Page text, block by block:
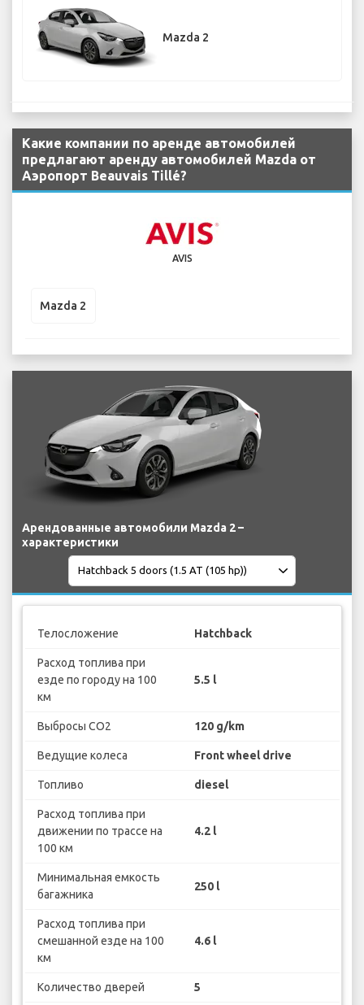
Mazda 2
Какие компании по аренде автомобилей
предлагают аренду автомобилей Mazda от
Аэропорт Beauvais Tillé?
AVIS
Mazda 2
Арендованные автомобили Mazda 2 –
характеристики
Телосложение Hatchback
Расход топлива при
езде по городу на 100
км
5.5 l
Выбросы CO2 120 g/km
Ведущие колеса Front wheel drive
Топливо diesel
Расход топлива при
движении по трассе на
100 км
4.2 l
Минимальная емкость
багажника
250 l
Расход топлива при
смешанной езде на 100
км
4.6 l
Количество дверей 5